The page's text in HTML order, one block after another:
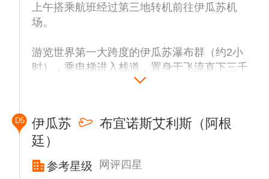
上午搭乘航班经过第三地转机前往伊瓜苏机
场。
游览世界第一大跨度的伊瓜苏瀑布群（约2小
时），乘电梯进入栈道，置身于飞流直下三千
尺的宏伟景观之中。沿曲折小径，观赏最壮观
推荐自费活动：
1.伊瓜苏瀑布冲浪船：约USD120/人，建议游
客穿泳衣；且此项目具有一定的惊险刺激性，
D5 伊瓜苏
布宜诺斯艾利斯（阿根
廷）
参考星级 网评四星